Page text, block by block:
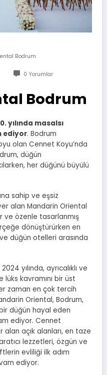
Bodrum
0 Yorumlar
Bodrum
yılında masalsı
ediyor. Bodrum
olan Cennet Koyu’nda
düğün
her düğünü büyülü
sahip ve eşsiz
alan Mandarin Oriental
ve özenle tasarlanmış
dönüştürürken en
düğün otelleri arasında
yılında, ayrıcalıklı ve
kavramını bir üst
zaman en çok tercih
Oriental, Bodrum,
düğün hayal eden
ediyor. Cennet
alan açık alanları, en taze
lezzetleri, özgün ve
evliliği ilk adım
ediyor.